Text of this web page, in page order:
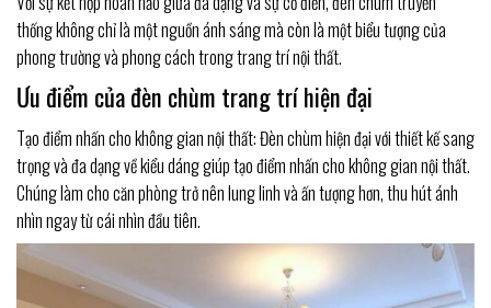
thống không chỉ là một nguồn ánh sáng mà còn là một biểu tượng của
phong trường và phong cách trong trang trí nội thất.
Ưu điểm của đèn chùm trang trí hiện đại
Tạo điểm nhấn cho không gian nội thất: Đèn chùm hiện đại với thiết kế sang
trọng và đa dạng về kiểu dáng giúp tạo điểm nhấn cho không gian nội thất.
Chúng làm cho căn phòng trở nên lung linh và ấn tượng hơn, thu hút ánh
nhìn ngay từ cái nhìn đầu tiên.